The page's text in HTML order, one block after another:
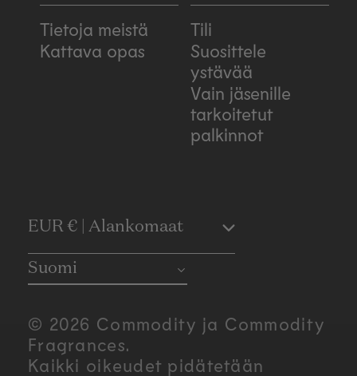
Tietoja meistä
Kattava opas
Tili
Suosittele
ystävää
Vain jäsenille
tarkoitetut
palkinnot
C
o
u
n
EUR € | Alankomaat
Suomi
© 2026 Commodity ja Commodity
Fragrances.
Kaikki oikeudet pidätetään